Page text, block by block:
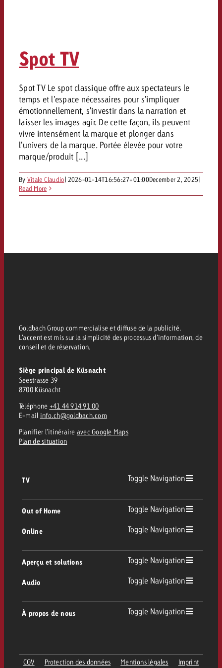
Spot TV
Spot TV Le spot classique offre aux spectateurs le
temps et l'espace nécessaires pour s'impliquer
émotionnellement, s'investir dans la narration et
laisser les images agir. De cette façon, ils peuvent
vivre intensément la marque et plonger dans
l'univers de la marque. Portée élevée pour votre
marque/produit [...]
By Vitale Claudio| 2026-01-14T16:56:27+01:00December 2, 2025|
Read More
Goldbach Group commercialise et diffuse de la publicité.
L’accent est mis sur la simplicité des processus d’information, de
conseil et de réservation.
Siège principal de Küsnacht
Seestrasse 39
8700 Küsnacht
Téléphone +41 44 914 91 00
E-mail info.ch@goldbach.com
Planifier l’itinéraire avec Google Maps
Plan de situation
TV Toggle Navigation
Directives publicitaires TV
Out of Home Toggle Navigation
Out of Home
Affichage
Digital Out of Home
Online Toggle Navigation
Livraison de supports publicitaires Online
Aperçu et solutions Toggle Navigation
Conseil & Crossmedia
Portfolio Goldbach
Formats publicitaires
Audio Toggle Navigation
À propos de nous Toggle Navigation
CGV Protection des données Mentions légales Imprint